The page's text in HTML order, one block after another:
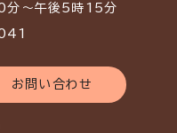
～午後5時15分
お問い合わせ